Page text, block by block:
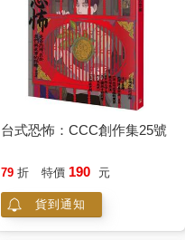
台式恐怖：CCC創作集25號
79 折 特價 190 元
貨到通知